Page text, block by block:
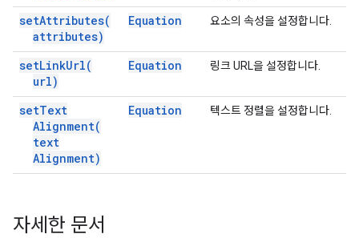
setAttributes(
attributes)
Equation 요소의 속성을 설정합니다.
setLinkUrl(
url)
Equation 링크 URL을 설정합니다.
setText
Alignment(
text
Alignment)
Equation 텍스트 정렬을 설정합니다.
자세한 문서